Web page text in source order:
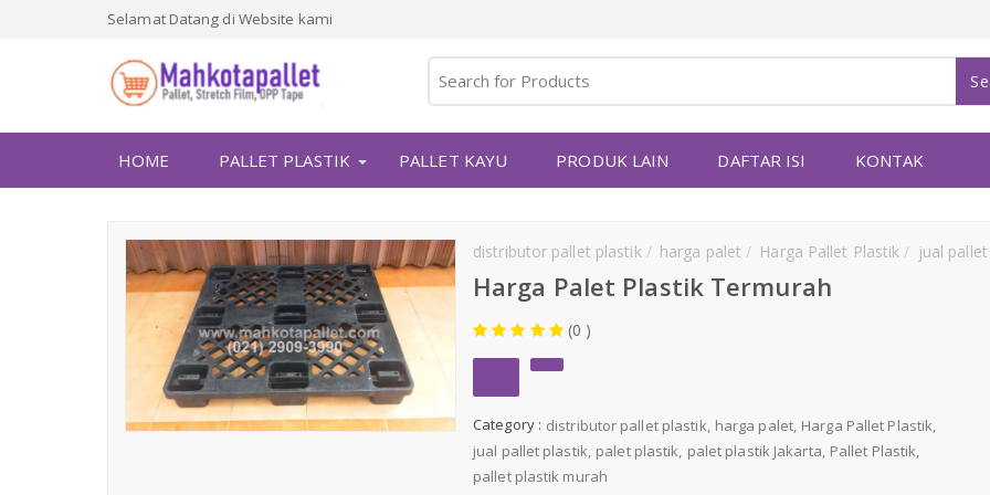
Selamat Datang di Website kami
HOME PALLET PLASTIK PALLET KAYU PRODUK LAIN DAFTAR ISI KONTAK
distributor pallet plastik harga palet Harga Pallet Plastik jual pallet
Harga Palet Plastik Termurah
(0 )
Category : distributor pallet plastik harga palet Harga Pallet Plastik
jual pallet plastik palet plastik palet plastik Jakarta Pallet Plastik
pallet plastik murah